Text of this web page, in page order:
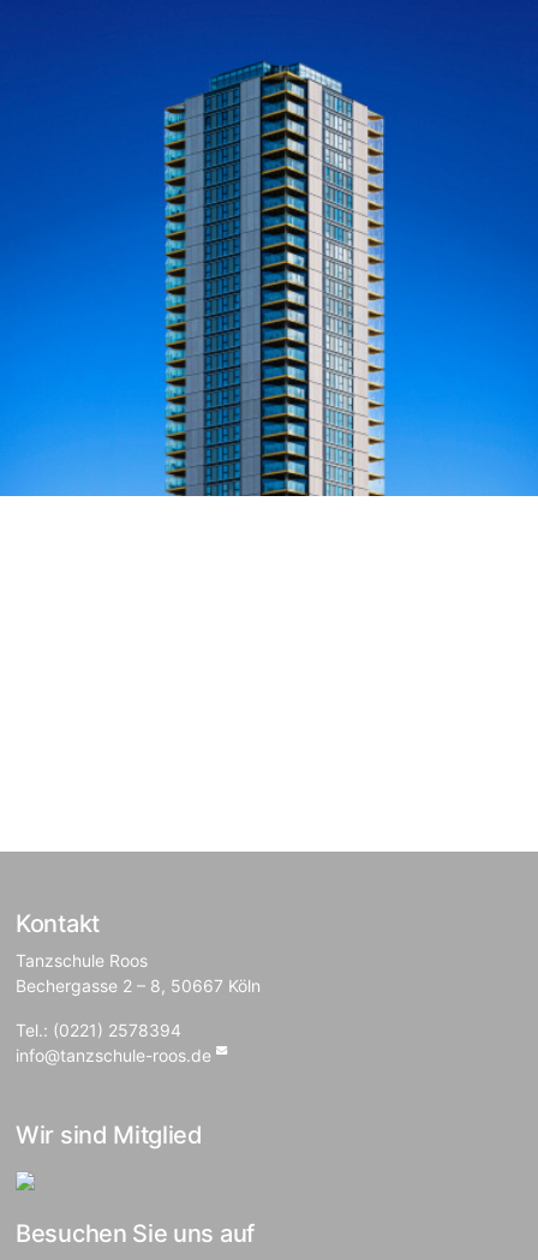
Kontakt
Tanzschule Roos
Bechergasse 2 – 8, 50667 Köln
Tel.: (0221) 2578394
info@tanzschule-roos.de
Wir sind Mitglied
Besuchen Sie uns auf